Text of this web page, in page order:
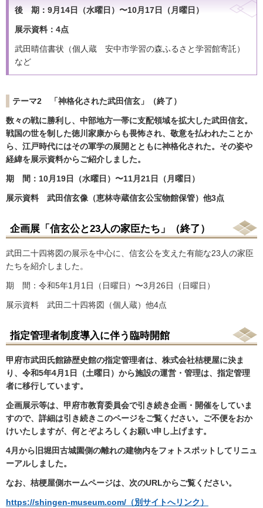
後 期：9月14日（水曜日）〜10月17日（月曜日）
展示資料：4点
武田晴信書状（個人蔵 安中市学習の森ふるさと学習館寄託）
など
テーマ2 「神格化された武田信玄」（終了）
数々の戦に勝利し、中部地方一帯に支配領域を拡大した武田信玄。
戦国の世を制した徳川家康からも畏怖され、敬意を払われたことか
ら、江戸時代にはその軍学の展開とともに神格化された。その姿や
経緯を展示資料からご紹介しました。
期 間：10月19日（水曜日）〜11月21日（月曜日）
展示資料 武田信玄像（恵林寺蔵信玄公宝物館保管）他3点
企画展「信玄公と23人の家臣たち」（終了）
武田二十四将図の展示を中心に、信玄公を支えた有能な23人の家臣
たちを紹介しました。
期 間：令和5年1月1日（日曜日）〜3月26日（日曜日）
展示資料 武田二十四将図（個人蔵）他4点
指定管理者制度導入に伴う臨時開館
甲府市武田氏館跡歴史館の指定管理者は、株式会社桔梗屋に決ま
り、令和5年4月1日（土曜日）から施設の運営・管理は、指定管理
者に移行しています。
企画展示等は、甲府市教育委員会で引き続き企画・開催をしていま
すので、詳細は引き続きこのページをご覧ください。ご不便をおか
けいたしますが、何とぞよろしくお願い申し上げます。
4月から旧堀田古城園側の離れの建物内をフォトスポットしてリニュ
ーアルしました。
なお、桔梗屋側ホームページは、次のURLからご覧ください。
https://shingen-museum.com/（別サイトへリンク）